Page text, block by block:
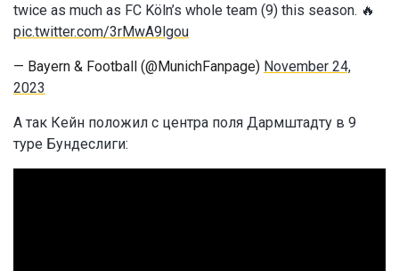
twice as much as FC Köln’s whole team (9) this season. 🔥
pic.twitter.com/3rMwA9lgou
— Bayern & Football (@MunichFanpage) November 24,
2023
А так Кейн положил с центра поля Дармштадту в 9
туре Бундеслиги: